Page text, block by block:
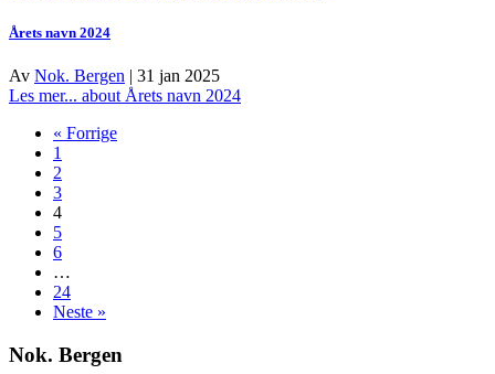
Årets navn 2024
Av Nok. Bergen | 31 jan 2025
Les mer... about Årets navn 2024
« Forrige
1
2
3
4
5
6
…
24
Neste »
Nok. Bergen